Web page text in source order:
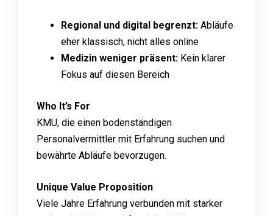
Regional und digital begrenzt: Abläufe
eher klassisch, nicht alles online
Medizin weniger präsent: Kein klarer
Fokus auf diesen Bereich
Who It’s For
KMU, die einen bodenständigen
Personalvermittler mit Erfahrung suchen und
bewährte Abläufe bevorzugen.
Unique Value Proposition
Viele Jahre Erfahrung verbunden mit starker